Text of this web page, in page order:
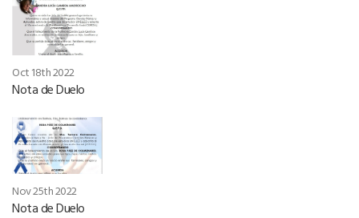
Oct 18th 2022
Nota de Duelo
Nov 25th 2022
Nota de Duelo